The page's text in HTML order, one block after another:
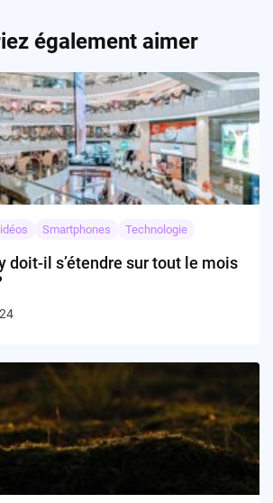
également aimer
Smartphones Technologie
doit-il s’étendre sur tout le mois